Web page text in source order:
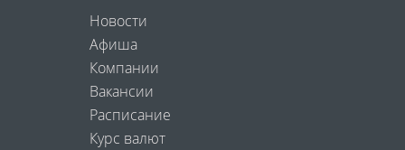
Новости
Афиша
Компании
Вакансии
Расписание
Курс валют